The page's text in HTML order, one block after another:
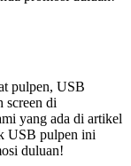
pulpen, USB
screen di
yang ada di artikel
USB pulpen ini
duluan!